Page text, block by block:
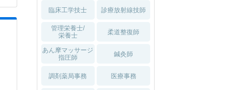
臨床工学技士 診療放射線技師
管理栄養士/
栄養士
柔道整復師
あん摩マッサージ
指圧師
鍼灸師
調剤薬局事務 医療事務